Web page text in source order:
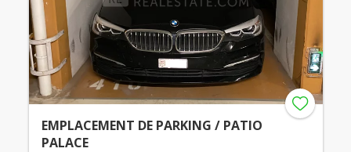
EMPLACEMENT DE PARKING / PATIO
PALACE